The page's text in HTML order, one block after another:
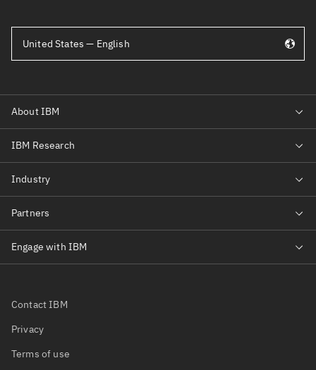
United States — English
Contact IBM
Privacy
Terms of use